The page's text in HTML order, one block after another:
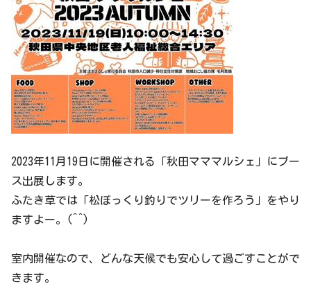
2023年11月19日に開催される「秋田マママルシェ」にブー
ス出展します。
ふたき草では「松ぼっくり釣りでツリーを作ろう」をやり
ますよー。(^^)
室内開催なので、どんな天候でも安心して過ごすことがで
きます。